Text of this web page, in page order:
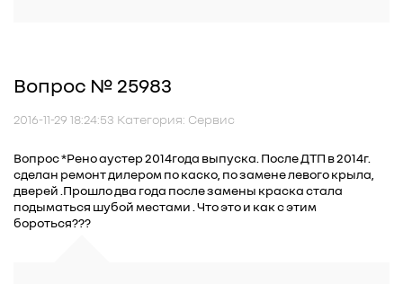
Вопрос № 25983
2016-11-29 18:24:53 Категория: Сервис
Вопрос *Рено аустер 2014года выпуска. После ДТП в 2014г.
сделан ремонт дилером по каско, по замене левого крыла,
дверей .Прошло два года после замены краска стала
подыматься шубой местами . Что это и как с этим
бороться???